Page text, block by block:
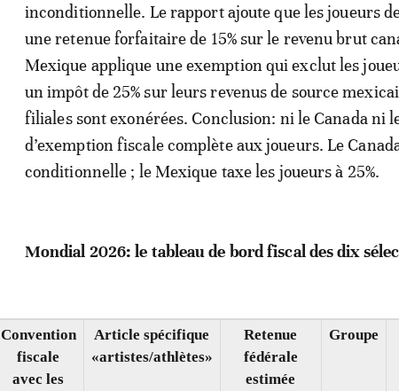
inconditionnelle. Le rapport ajoute que les joueurs
une retenue forfaitaire de 15% sur le revenu brut
Mexique applique une exemption qui exclut les
un impôt de 25% sur leurs revenus de source
filiales sont exonérées. Conclusion: ni le Canada ni
d’exemption fiscale complète aux joueurs. Le
conditionnelle ; le Mexique taxe les joueurs à 25%.
Mondial 2026: le tableau de bord fiscal des dix
Convention
fiscale
avec les
Article spécifique
«artistes/athlètes»
Retenue
fédérale
estimée
Groupe